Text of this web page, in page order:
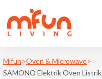
Bonbox
Mifun>Oven & Microwave>
SAMONO Elektrik Oven